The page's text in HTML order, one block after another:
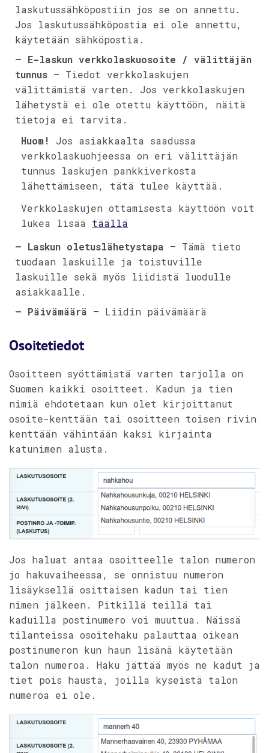
laskutussähköpostiin jos se on annettu.
Jos laskutussähköpostia ei ole annettu,
käytetään sähköpostia.
– E-laskun verkkolaskuosoite / välittäjän
tunnus – Tiedot verkkolaskujen
välittämistä varten. Jos verkkolaskujen
lähetystä ei ole otettu käyttöön, näitä
tietoja ei tarvita.
Huom!
Jos asiakkaalta saadussa
verkkolaskuohjeessa on eri välittäjän
tunnus laskujen pankkiverkosta
lähettämiseen, tätä tulee käyttää.
Verkkolaskujen ottamisesta käyttöön voit
lukea lisää täällä
– Laskun oletuslähetystapa – Tämä tieto
tuodaan laskuille ja toistuville
laskuille sekä myös liidistä luodulle
asiakkaalle.
– Päivämäärä – Liidin päivämäärä
Osoitetiedot
Osoitteen syöttämistä varten tarjolla on
Suomen kaikki osoitteet. Kadun ja tien
nimiä ehdotetaan kun olet kirjoittanut
osoite-kenttään tai osoitteen toisen rivin
kenttään vähintään kaksi kirjainta
katunimen alusta.
Jos haluat antaa osoitteelle talon numeron
jo hakuvaiheessa, se onnistuu numeron
lisäyksellä osittaisen kadun tai tien
nimen jälkeen. Pitkillä teillä tai
kaduilla postinumero voi muuttua. Näissä
tilanteissa osoitehaku palauttaa oikean
postinumeron kun haun lisänä käytetään
talon numeroa. Haku jättää myös ne kadut ja
tiet pois hausta, joilla kyseistä talon
numeroa ei ole.